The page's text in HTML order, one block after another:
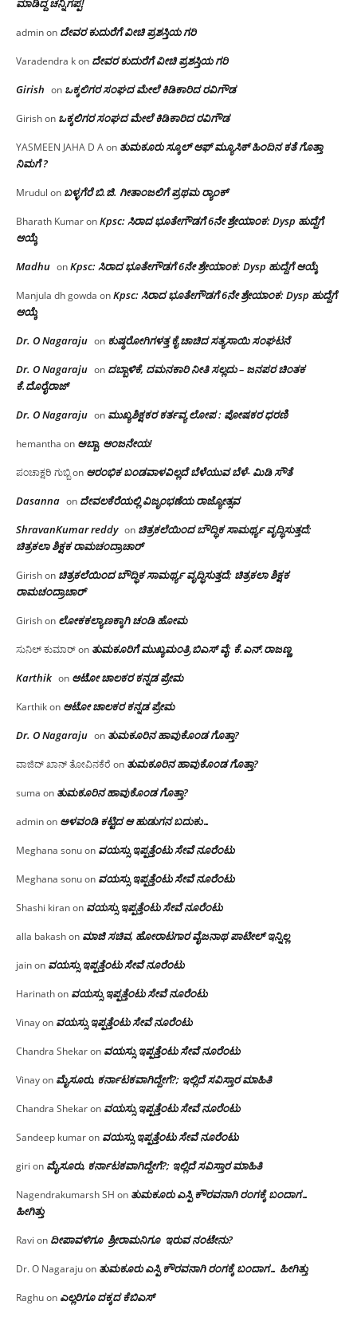
adminon ದೇವರ ಕುದುರೆಗೆ ವೀಚಿ ಪ್ರಶಸ್ತಿಯ ಗರಿ
Varadendra kon ದೇವರ ಕುದುರೆಗೆ ವೀಚಿ ಪ್ರಶಸ್ತಿಯ ಗರಿ
Girish on ಒಕ್ಕಲಿಗರ ಸಂಘದ ಮೇಲೆ ಕಿಡಿಕಾರಿದ ರವಿಗೌಡ
Girishon ಒಕ್ಕಲಿಗರ ಸಂಘದ ಮೇಲೆ ಕಿಡಿಕಾರಿದ ರವಿಗೌಡ
YASMEEN JAHA D Aon ತುಮಕೂರು ಸ್ಕೂಲ್ ಆಫ್ ಮ್ಯೂಸಿಕ್ ಹಿಂದಿನ ಕತೆ ಗೊತ್ತಾ
ನಿಮಗೆ ?
Mrudul on ಬಳ್ಳಗೆರೆ ಬಿ.ಜಿ. ಗೀತಾಂಜಲಿಗೆ ಪ್ರಥಮ ರ‌್ಯಾಂಕ್
Bharath KumaronKpsc: ಸಿರಾದ ಭೂತೇಗೌಡಗೆ 6ನೇ ಶ್ರೇಯಾಂಕ: Dysp ಹುದ್ದೆಗೆ
ಆಯ್ಕೆ
Madhu onKpsc: ಸಿರಾದ ಭೂತೇಗೌಡಗೆ 6ನೇ ಶ್ರೇಯಾಂಕ: Dysp ಹುದ್ದೆಗೆ ಆಯ್ಕೆ
Manjula dh gowda onKpsc: ಸಿರಾದ ಭೂತೇಗೌಡಗೆ 6ನೇ ಶ್ರೇಯಾಂಕ: Dysp ಹುದ್ದೆಗೆ
ಆಯ್ಕೆ
Dr. O Nagaraju on ಕುಷ್ಠರೋಗಿಗಳತ್ತ ಕೈ ಚಾಚಿದ ಸತ್ಯಸಾಯಿ ಸಂಘಟನೆ
Dr. O Nagaraju on ದಬ್ಬಾಳಿಕೆ, ದಮನಕಾರಿ ನೀತಿ ಸಲ್ಲದು – ಜನಪರ ಚಿಂತಕ
ಕೆ.ದೊರೈರಾಜ್
Dr. O Nagaraju on ಮುಖ್ಯಶಿಕ್ಷಕರ ಕರ್ತವ್ಯ ಲೋಪ : ಪೋಷಕರ ಧರಣಿ
hemantha on ಅಬ್ಬಾ, ಆಂಜನೇಯ!
ಪಂಚಾಕ್ಷರಿ ಗುಬ್ಬಿon ಆರಂಭಿಕ ಬಂಡವಾಳವಿಲ್ಲದೆ ಬೆಳೆಯುವ ಬೆಳೆ- ಮಿಡಿ ಸೌತೆ
Dasanna on ದೇವಲಕೆರೆಯಲ್ಲಿ ವಿಜೃಂಭಣೆಯ ರಾಜ್ಯೋತ್ಸವ
ShravanKumar reddy on ಚಿತ್ರಕಲೆಯಿಂದ ಬೌದ್ಧಿಕ ಸಾಮರ್ಥ್ಯ ವೃದ್ಧಿಸುತ್ತದೆ;
ಚಿತ್ರಕಲಾ ಶಿಕ್ಷಕ ರಾಮಚಂದ್ರಾಚಾರ್
Girishon ಚಿತ್ರಕಲೆಯಿಂದ ಬೌದ್ಧಿಕ ಸಾಮರ್ಥ್ಯ ವೃದ್ಧಿಸುತ್ತದೆ; ಚಿತ್ರಕಲಾ ಶಿಕ್ಷಕ
ರಾಮಚಂದ್ರಾಚಾರ್
Girishon ಲೋಕಕಲ್ಯಾಣಕ್ಕಾಗಿ ಚಂಡಿ ಹೋಮ
ಸುನಿಲ್ ಕುಮಾರ್on ತುಮಕೂರಿಗೆ ಮುಖ್ಯಮಂತ್ರಿ ಬಿಎಸ್ ವೈ: ಕೆ.ಎನ್.ರಾಜಣ್ಣ
Karthik on ಆಟೋ ಚಾಲಕರ ಕನ್ನಡ ಪ್ರೇಮ
Karthikon ಆಟೋ ಚಾಲಕರ ಕನ್ನಡ ಪ್ರೇಮ
Dr. O Nagaraju on ತುಮಕೂರಿನ ಹಾವುಕೊಂಡ ಗೊತ್ತಾ?
ವಾಜಿದ್ ಖಾನ್ ತೋವಿನಕೆರೆ on ತುಮಕೂರಿನ ಹಾವುಕೊಂಡ ಗೊತ್ತಾ?
suma on ತುಮಕೂರಿನ ಹಾವುಕೊಂಡ ಗೊತ್ತಾ?
adminon ಅಳವಂಡಿ ಕಟ್ಟಿದ ಆ ಹುಡುಗನ ಬದುಕು…
Meghana sonuon ವಯಸ್ಸು ಇಪ್ಪತ್ತೆಂಟು ಸೇವೆ ನೂರೆಂಟು
Meghana sonuon ವಯಸ್ಸು ಇಪ್ಪತ್ತೆಂಟು ಸೇವೆ ನೂರೆಂಟು
Shashi kiranon ವಯಸ್ಸು ಇಪ್ಪತ್ತೆಂಟು ಸೇವೆ ನೂರೆಂಟು
alla bakashon ಮಾಜಿ ಸಚಿವ, ಹೋರಾಟಗಾರ ವೈಜನಾಥ ಪಾಟೀಲ್ ಇನ್ನಿಲ್ಲ
jainon ವಯಸ್ಸು ಇಪ್ಪತ್ತೆಂಟು ಸೇವೆ ನೂರೆಂಟು
Harinathon ವಯಸ್ಸು ಇಪ್ಪತ್ತೆಂಟು ಸೇವೆ ನೂರೆಂಟು
Vinayon ವಯಸ್ಸು ಇಪ್ಪತ್ತೆಂಟು ಸೇವೆ ನೂರೆಂಟು
Chandra Shekaron ವಯಸ್ಸು ಇಪ್ಪತ್ತೆಂಟು ಸೇವೆ ನೂರೆಂಟು
Vinayon ಮೈಸೂರು, ಕರ್ನಾಟಕವಾಗಿದ್ದೇಗೆ?; ಇಲ್ಲಿದೆ ಸವಿಸ್ತಾರ ಮಾಹಿತಿ
Chandra Shekaron ವಯಸ್ಸು ಇಪ್ಪತ್ತೆಂಟು ಸೇವೆ ನೂರೆಂಟು
Sandeep kumaron ವಯಸ್ಸು ಇಪ್ಪತ್ತೆಂಟು ಸೇವೆ ನೂರೆಂಟು
giri on ಮೈಸೂರು, ಕರ್ನಾಟಕವಾಗಿದ್ದೇಗೆ?; ಇಲ್ಲಿದೆ ಸವಿಸ್ತಾರ ಮಾಹಿತಿ
Nagendrakumarsh SH on ತುಮಕೂರು ಎಸ್ಪಿ ಕೌರವನಾಗಿ ರಂಗಕ್ಕೆ ಬಂದಾಗ…
ಹೀಗಿತ್ತು
Ravi on ದೀಪಾವಳಿಗೂ ಶ್ರೀರಾಮನಿಗೂ ಇರುವ ನಂಟೇನು?
Dr. O Nagarajuon ತುಮಕೂರು ಎಸ್ಪಿ ಕೌರವನಾಗಿ ರಂಗಕ್ಕೆ ಬಂದಾಗ… ಹೀಗಿತ್ತು
Raghuon ಎಲ್ಲರಿಗೂ ದಕ್ಕದ ಕೆಬಿಎಸ್